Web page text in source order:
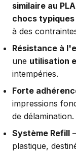
similaire au PLA
chocs typiques
à des
Résistance à
une utilisation
intempéries.
Forte
impressions
de délamination.
Système Refill
plastique,